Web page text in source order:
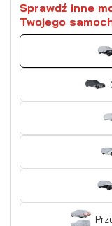
Sprawdź inne
Twojego